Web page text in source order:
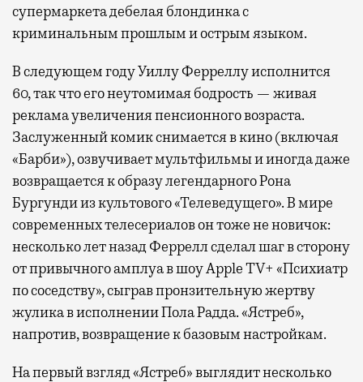
супермаркета дебелая блондинка с
криминальным прошлым и острым языком.
В следующем году Уиллу Ферреллу исполнится
60, так что его неутомимая бодрость — живая
реклама увеличения пенсионного возраста.
Заслуженный комик снимается в кино (включая
«Барби»), озвучивает мультфильмы и иногда даже
возвращается к образу легендарного Рона
Бургунди из культового «Телеведущего». В мире
современных телесериалов он тоже не новичок:
несколько лет назад Феррелл сделал шаг в сторону
от привычного амплуа в шоу Apple TV+ «Психиатр
по соседству», сыграв пронзительную жертву
жулика в исполнении Пола Радда. «Ястреб»,
напротив, возвращение к базовым настройкам.
На первый взгляд «Ястреб» выглядит несколько